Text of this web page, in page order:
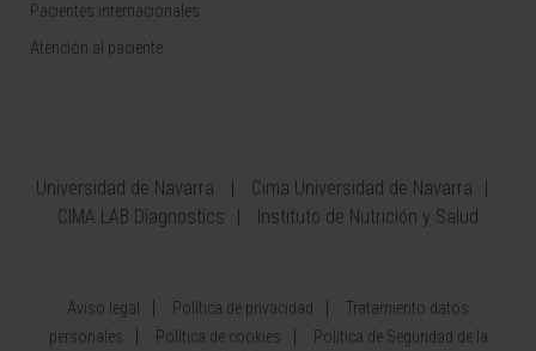
Pacientes internacionales
Atención al paciente
Universidad de Navarra
Cima Universidad de Navarra
CIMA LAB Diagnostics
Instituto de Nutrición y Salud
Aviso legal Política de privacidad
Tratamiento datos
personales
Política de cookies
Política de Seguridad de la